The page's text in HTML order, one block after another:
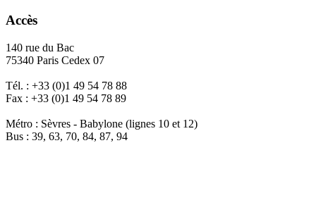
Accès
140 rue du Bac
75340 Paris Cedex 07
Tél. : +33 (0)1 49 54 78 88
Fax : +33 (0)1 49 54 78 89
Métro : Sèvres - Babylone (lignes 10 et 12)
Bus : 39, 63, 70, 84, 87, 94